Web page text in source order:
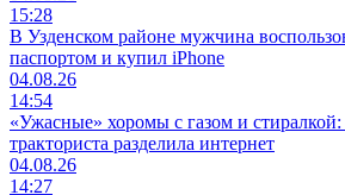
15:28
В Узденском районе мужчина
паспортом и купил iPhone
04.08.26
14:54
«Ужасные» хоромы с газом и
тракториста разделила интернет
04.08.26
14:27